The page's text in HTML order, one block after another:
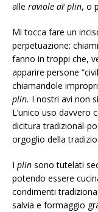
alle raviole aȓ plin, o
Mi tocca fare un
perpetuazione:
fanno in troppi che,
apparire persone
chiamandole
plin. I nostri avi non
L’unico uso davvero
dicitura tradizional-
orgoglio della
I plin sono tutelati
potendo essere
condimenti
salvia e formaggio